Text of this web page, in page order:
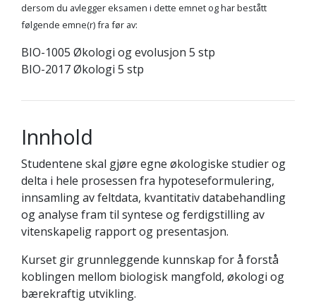
dersom du avlegger eksamen i dette emnet og har bestått
følgende emne(r) fra før av:
BIO-1005 Økologi og evolusjon 5 stp
BIO-2017 Økologi 5 stp
Innhold
Studentene skal gjøre egne økologiske studier og
delta i hele prosessen fra hypoteseformulering,
innsamling av feltdata, kvantitativ databehandling
og analyse fram til syntese og ferdigstilling av
vitenskapelig rapport og presentasjon.
Kurset gir grunnleggende kunnskap for å forstå
koblingen mellom biologisk mangfold, økologi og
bærekraftig utvikling.